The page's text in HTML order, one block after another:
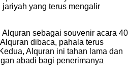
yang terus mengalir
sebagai souvenir acara 40
dibaca, pahala terus
Alquran ini tahan lama dan
abadi bagi penerimanya